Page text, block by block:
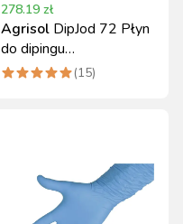
278.19 zł
Agrisol DipJod 72 Płyn
do dipingu
poudojowego 10 kg
(15)